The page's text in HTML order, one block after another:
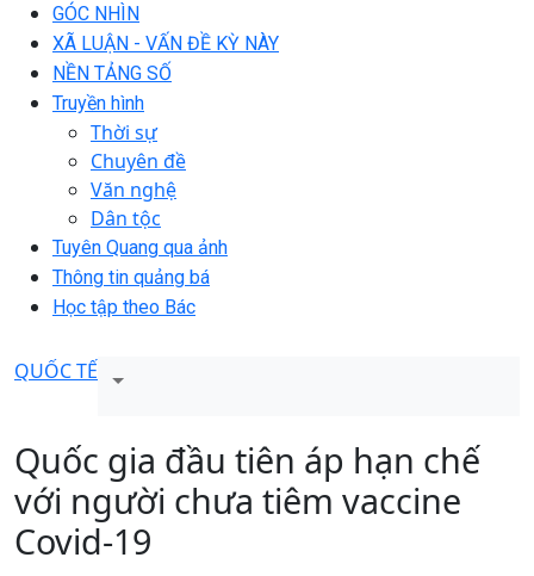
GÓC NHÌN
XÃ LUẬN - VẤN ĐỀ KỲ NÀY
NỀN TẢNG SỐ
Truyền hình
Thời sự
Chuyên đề
Văn nghệ
Dân tộc
Tuyên Quang qua ảnh
Thông tin quảng bá
Học tập theo Bác
QUỐC TẾ
Quốc gia đầu tiên áp hạn chế
với người chưa tiêm vaccine
Covid-19